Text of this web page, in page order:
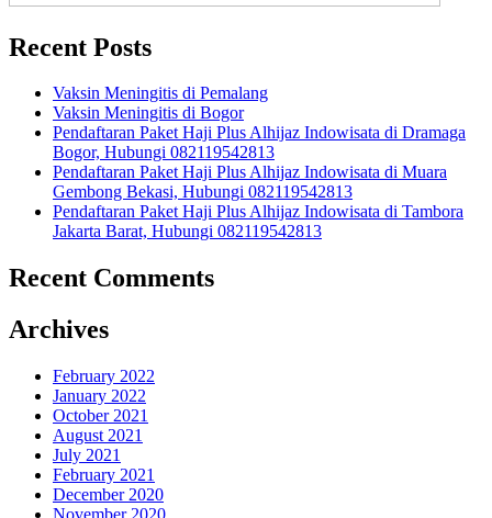
Recent Posts
Vaksin Meningitis di Pemalang
Vaksin Meningitis di Bogor
Pendaftaran Paket Haji Plus Alhijaz Indowisata di Dramaga
Bogor, Hubungi 082119542813
Pendaftaran Paket Haji Plus Alhijaz Indowisata di Muara
Gembong Bekasi, Hubungi 082119542813
Pendaftaran Paket Haji Plus Alhijaz Indowisata di Tambora
Jakarta Barat, Hubungi 082119542813
Recent Comments
Archives
February 2022
January 2022
October 2021
August 2021
July 2021
February 2021
December 2020